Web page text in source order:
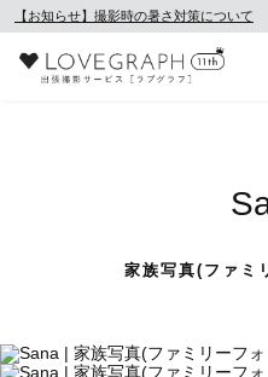
【お知らせ】撮影時の暑さ対策について
家族写真(ファミ